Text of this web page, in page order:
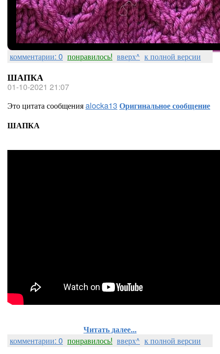
комментарии: 0 понравилось! вверх^ к полной версии
ШАПКА
01-10-2021 21:07
Это цитата сообщенияalocka13 Оригинальное сообщение
ШАПКА
Читать далее...
комментарии: 0 понравилось! вверх^ к полной версии